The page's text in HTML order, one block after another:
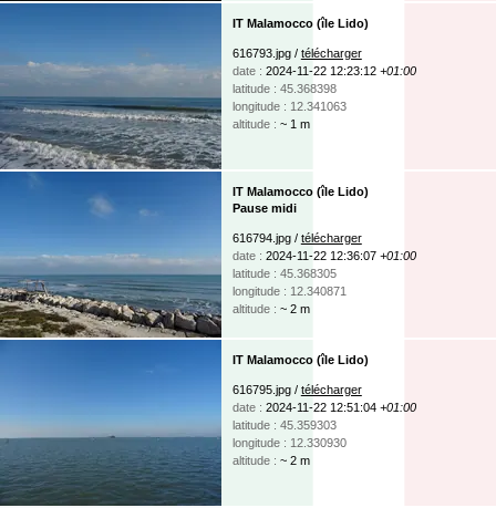
IT Malamocco (île Lido)
616793.jpg / télécharger
date : 2024-11-22 12:23:12 +01:00
latitude : 45.368398
longitude : 12.341063
altitude : ~ 1 m
IT Malamocco (île Lido)
Pause midi
616794.jpg / télécharger
date : 2024-11-22 12:36:07 +01:00
latitude : 45.368305
longitude : 12.340871
altitude : ~ 2 m
IT Malamocco (île Lido)
616795.jpg / télécharger
date : 2024-11-22 12:51:04 +01:00
latitude : 45.359303
longitude : 12.330930
altitude : ~ 2 m